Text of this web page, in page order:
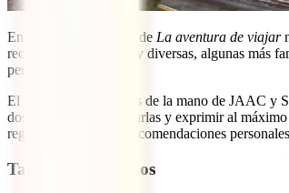
En este nuevo podcast de La aventura de viajar
recorrer 7 regiones muy diversas, algunas más
personalidad.
El recorrido lo haremos de la mano de JAAC y
dos semanas para visitarlas y exprimir al
regalarán consejos y recomendaciones
Tabla de contenidos